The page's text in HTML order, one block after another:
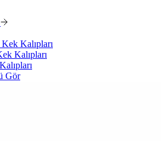
Kalıpları
Kalıpları
Gör